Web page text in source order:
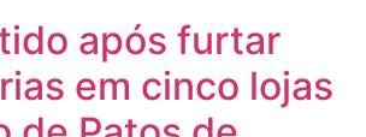
após furtar
em cinco lojas